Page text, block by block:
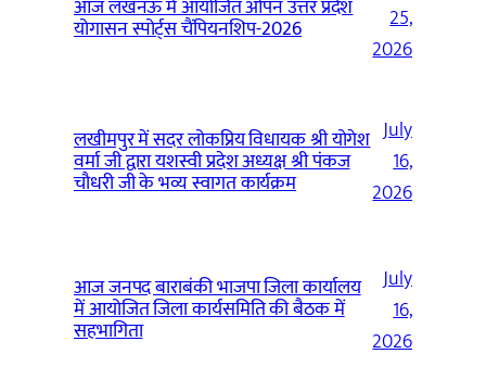
योगासन स्पोर्ट्स चैंपियनशिप-2026
25,
2026
लखीमपुर में सदर लोकप्रिय विधायक श्री योगेश
वर्मा जी द्वारा यशस्वी प्रदेश अध्यक्ष श्री पंकज
चौधरी जी के भव्य स्वागत कार्यक्रम
July
16,
2026
आज जनपद बाराबंकी भाजपा जिला कार्यालय
में आयोजित जिला कार्यसमिति की बैठक में
सहभागिता
July
16,
2026